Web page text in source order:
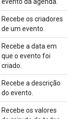
Recebe os criadores
de um evento.
Recebe a data em
que o evento foi
criado.
Recebe a descrição
do evento.
Recebe os valores